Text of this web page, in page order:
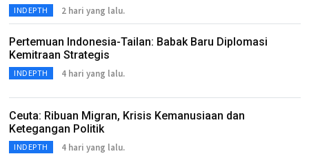
INDEPTH 2 hari yang lalu.
Pertemuan Indonesia-Tailan: Babak Baru Diplomasi
Kemitraan Strategis
INDEPTH 4 hari yang lalu.
Ceuta: Ribuan Migran, Krisis Kemanusiaan dan
Ketegangan Politik
INDEPTH 4 hari yang lalu.